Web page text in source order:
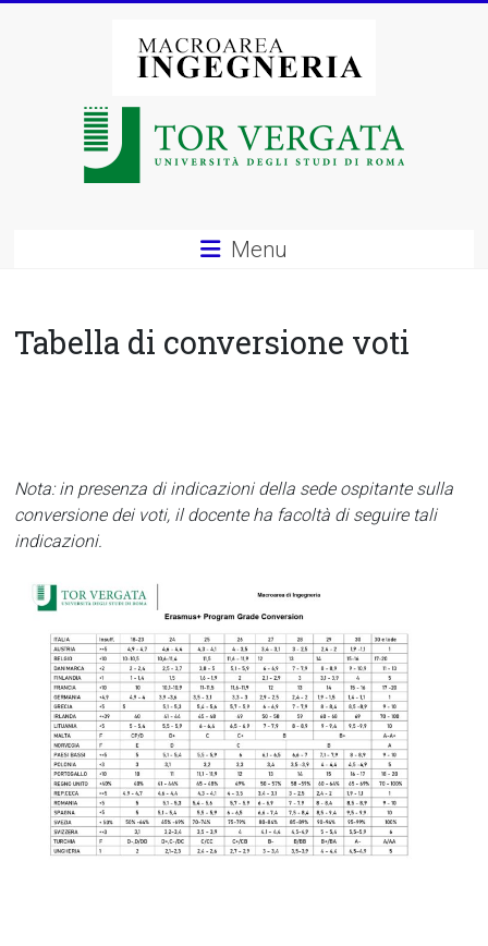
Macroarea
degli
Tor
Vergata
Menu
Tabella di conversione voti
Nota: in presenza di indicazioni della sede ospitante sulla
conversione dei voti, il docente ha facoltà di seguire tali
indicazioni.